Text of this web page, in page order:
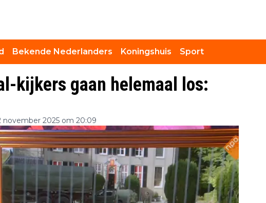
Bekende Nederlanders Koningshuis Sport
kijkers gaan helemaal los:
november 2025 om 20:09